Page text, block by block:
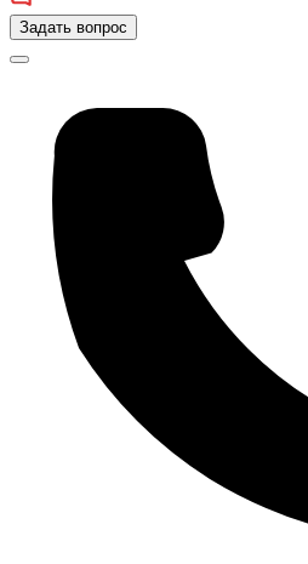
Задать вопрос